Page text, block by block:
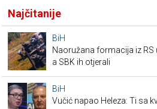
Najčitanije
BiH
Naoružana formacija iz RS
a SBK ih otjerali
BiH
Vučić napao Heleza: Ti sa